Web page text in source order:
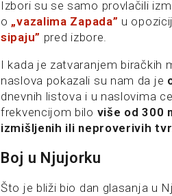
Izbori su se samo provlačili
o „vazalima Zapada” u
sipaju” pred izbore.
I kada je zatvaranjem biračkih
naslova pokazali su nam da je
dnevnih listova i u naslovima
frekvencijom bilo više od 300
izmišljenih ili neproverivih
Boj u Njujorku
Što je bliži bio dan glasanja u